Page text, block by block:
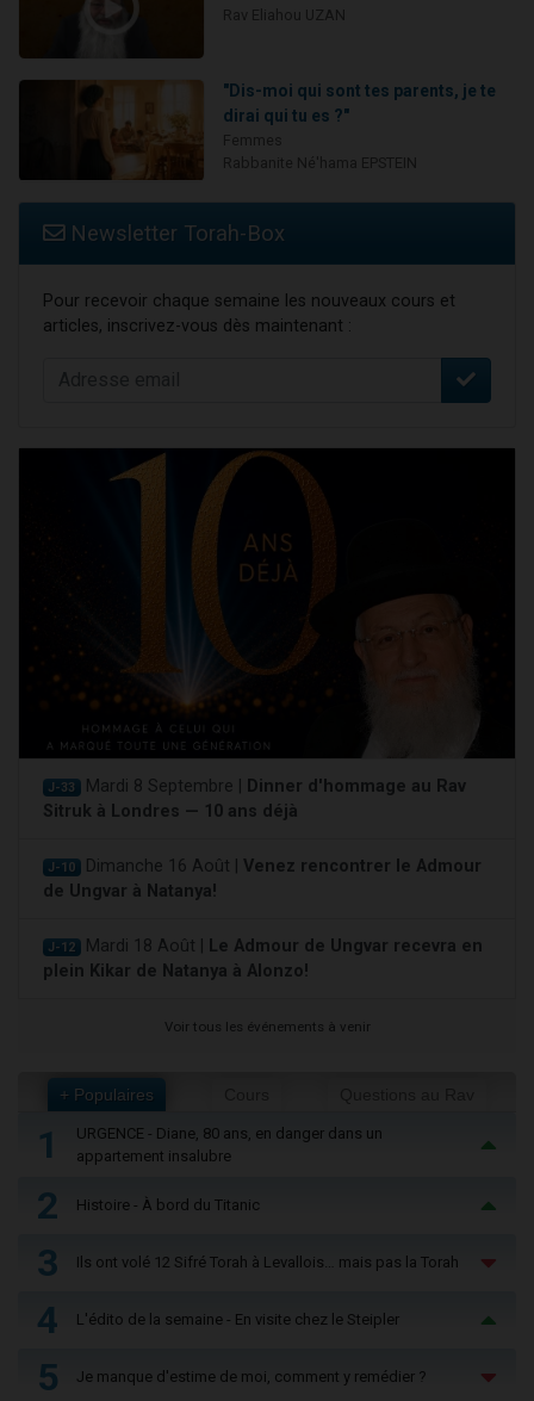
"Dis-moi qui sont tes parents, je te
dirai qui tu es ?"
Newsletter Torah-Box
Pour recevoir chaque semaine les nouveaux cours et
articles, inscrivez-vous dès maintenant :
J-33 Mardi 8 Septembre |
Dinner d'hommage au Rav
Sitruk à Londres — 10 ans déjà
J-10 Dimanche 16 Août | Venez rencontrer le Admour
de Ungvar à Natanya!
J-12 Mardi 18 Août |
Le Admour de Ungvar recevra en
plein Kikar de Natanya à Alonzo!
Voir tous les événements à venir
+ Populaires
1
URGENCE - Diane, 80 ans, en danger dans un
appartement insalubre
2 Histoire - À bord du Titanic
3 Ils ont volé 12 Sifré Torah à Levallois… mais pas la Torah
4 L'édito de la semaine - En visite chez le Steipler
5 Je manque d'estime de moi, comment y remédier ?